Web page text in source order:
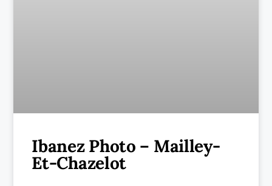
Ibanez Photo – Mailley-
Et-Chazelot